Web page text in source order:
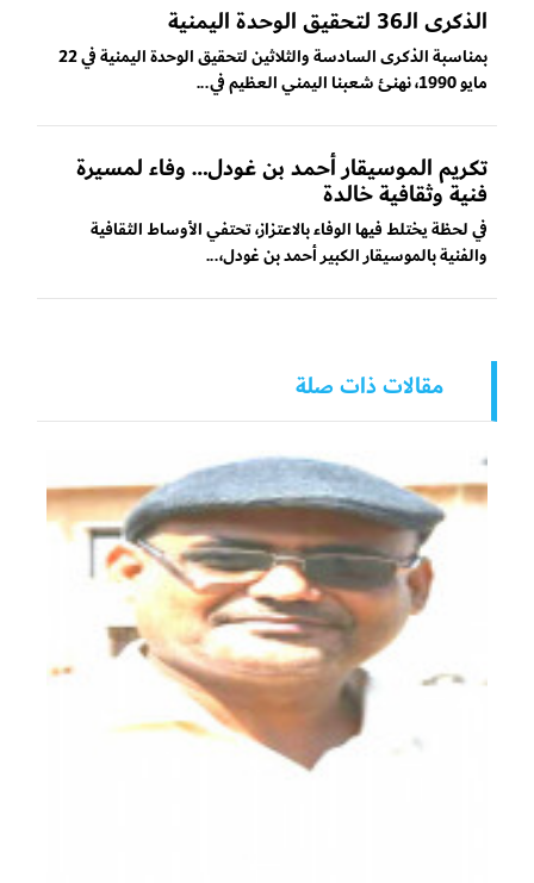
الذكرى الـ36 لتحقيق الوحدة اليمنية
بمناسبة الذكرى السادسة والثلاثين لتحقيق الوحدة اليمنية في 22
مايو 1990، نهنئ شعبنا اليمني العظيم في...
تكريم الموسيقار أحمد بن غودل… وفاء لمسيرة
فنية وثقافية خالدة
في لحظة يختلط فيها الوفاء بالاعتزاز، تحتفي الأوساط الثقافية
والفنية بالموسيقار الكبير أحمد بن غودل،...
مقالات ذات صلة